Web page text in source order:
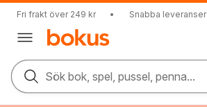
Fri frakt över 249 kr • Snabba leveranser
Sök bok, spel, pussel, penna...